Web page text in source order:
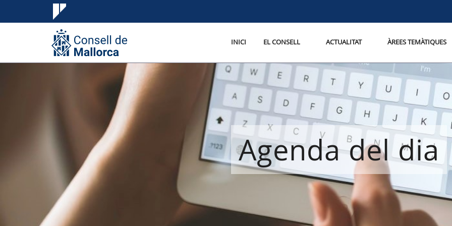
INICI EL CONSELL ACTUALITAT ÀREES TEMÀTIQUES
Agenda del dia